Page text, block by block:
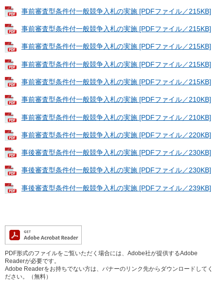
事前審査型条件付一般競争入札の実施 [PDFファイル／215KB]
事前審査型条件付一般競争入札の実施 [PDFファイル／215KB]
事前審査型条件付一般競争入札の実施 [PDFファイル／215KB]
事前審査型条件付一般競争入札の実施 [PDFファイル／215KB]
事前審査型条件付一般競争入札の実施 [PDFファイル／215KB]
事前審査型条件付一般競争入札の実施 [PDFファイル／210KB]
事前審査型条件付一般競争入札の実施 [PDFファイル／210KB]
事前審査型条件付一般競争入札の実施 [PDFファイル／220KB]
事後審査型条件付一般競争入札の実施 [PDFファイル／230KB]
事後審査型条件付一般競争入札の実施 [PDFファイル／230KB]
事後審査型条件付一般競争入札の実施 [PDFファイル／239KB]
PDF形式のファイルをご覧いただく場合には、Adobe社が提供するAdobe
Readerが必要です。
Adobe Readerをお持ちでない方は、バナーのリンク先からダウンロードしてく
ださい。（無料）